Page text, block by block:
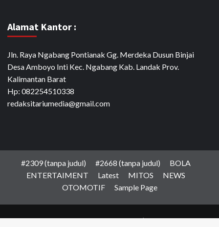
Alamat Kantor :
Jln. Raya Ngabang Pontianak Gg. Merdeka Dusun Binjai
Desa Amboyo Inti Kec. Ngabang Kab. Landak Prov.
Kalimantan Barat
Hp: 082254510338
redaksitariumedia@gmail.com
#2309 (tanpa judul) #2668 (tanpa judul)
BOLA
ENTERTAIMENT
Latest MITOS
NEWS
OTOMOTIF
Sample Page
Copyright © PT.Media Daya Sejahtera|CoverNewsby AF